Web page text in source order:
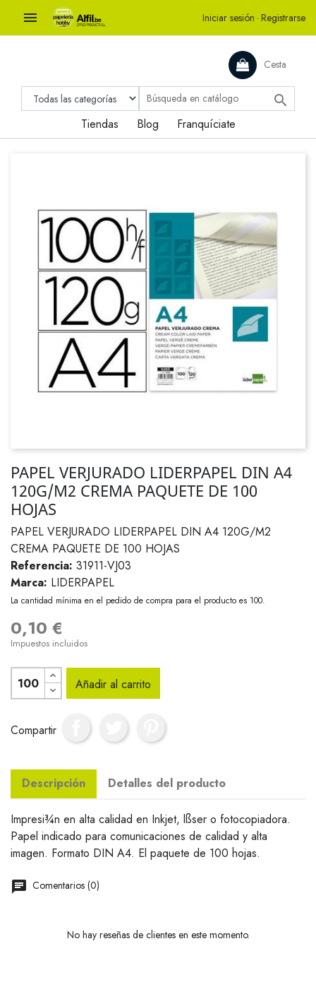
 Iniciar sesión · Registrarse
Cesta

Tiendas Blog Franquíciate
PAPEL VERJURADO LIDERPAPEL DIN A4
120G/M2 CREMA PAQUETE DE 100
HOJAS
PAPEL VERJURADO LIDERPAPEL DIN A4 120G/M2
CREMA PAQUETE DE 100 HOJAS
Referencia: 31911-VJ03
Marca: LIDERPAPEL
La cantidad mínima en el pedido de compra para el producto es 100.
0,10 €
Impuestos incluidos
Añadir al carrito
Compartir
Descripción Detalles del producto
Impresi¾n en alta calidad en Inkjet, lßser o fotocopiadora.
Papel indicado para comunicaciones de calidad y alta
imagen. Formato DIN A4. El paquete de 100 hojas.
Comentarios (0)
No hay reseñas de clientes en este momento.